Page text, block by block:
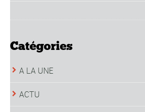
Catégories
A LA UNE
ACTU